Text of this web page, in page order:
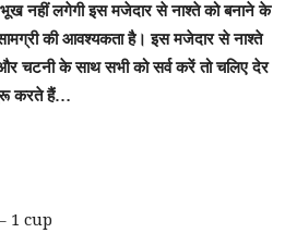
नहीं लगेगी इस मजेदार से नाश्ते को बनाने के
की आवश्यकता है। इस मजेदार से नाश्ते
चटनी के साथ सभी को सर्व करें तो चलिए देर
करते हैं…
1 cup